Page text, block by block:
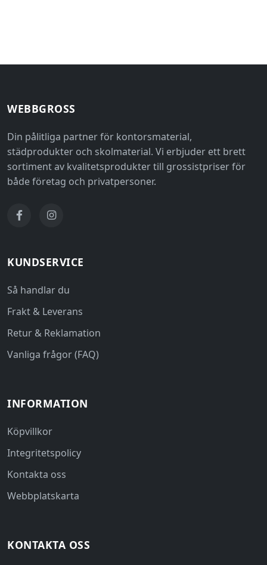
WEBBGROSS
Din pålitliga partner för kontorsmaterial,
städprodukter och skolmaterial. Vi erbjuder ett brett
sortiment av kvalitetsprodukter till grossistpriser för
både företag och privatpersoner.
KUNDSERVICE
Så handlar du
Frakt & Leverans
Retur & Reklamation
Vanliga frågor (FAQ)
INFORMATION
Köpvillkor
Integritetspolicy
Kontakta oss
Webbplatskarta
KONTAKTA OSS